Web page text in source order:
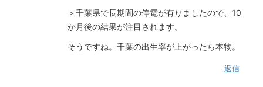
＞千葉県で長期間の停電が有りましたので、10
か月後の結果が注目されます。
そうですね。千葉の出生率が上がったら本物。
返信